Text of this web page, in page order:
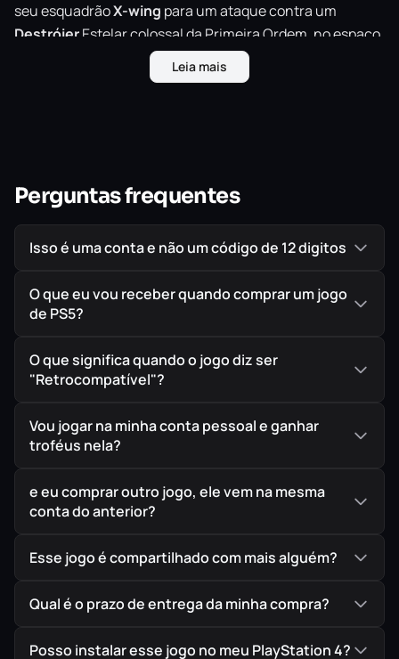
seu esquadrãoX-wing para um ataque contra um
DestróierEstelar colossal da Primeira Ordem, no espaço.
Ou assuma o papel de uma nova heroína de
, uma soldada de elite das forças especiais imperiais,
IMPORTANTE!Todos os jogos são ORIGINAIS comprados
diretamente na PlayStation Store, a Loja Oficial da Sony,
garantindo assim a melhor procedência possível para
seu jogo em mídia digital.
Leia mais
Perguntas frequentes
Isso é uma conta e não um código de 12 digitos
O que eu vou receber quando comprar um jogo
de PS5?
O que significa quando o jogo diz ser
"Retrocompatível"?
Vou jogar na minha conta pessoal e ganhar
troféus nela?
e eu comprar outro jogo, ele vem na mesma
conta do anterior?
Esse jogo é compartilhado com mais alguém?
Qual é o prazo de entrega da minha compra?
Posso instalar esse jogo no meu PlayStation 4?